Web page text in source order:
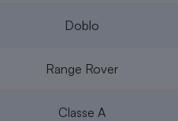
Doblo
Range Rover
Classe A